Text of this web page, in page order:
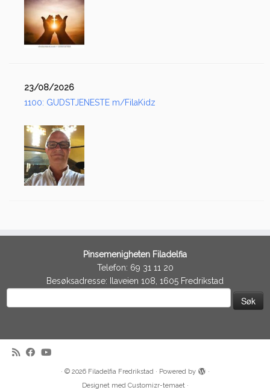
23/08/2026
1100: GUDSTJENESTE m/FilaKidz
Pinsemenigheten Filadelfia
Telefon: 69 31 11 20
Besøksadresse: Ilaveien 108, 1605 Fredrikstad
etter:
· © 2026 Filadelfia Fredrikstad · Powered by
·
Designet med Customizr-temaet·